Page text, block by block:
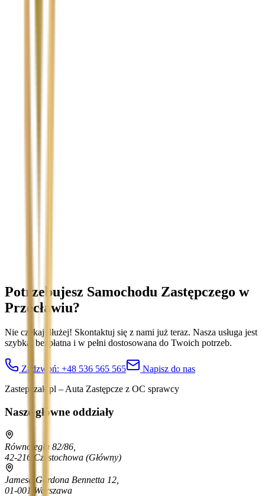
Potrzebujesz Samochodu Zastępczego w
Przecławiu?
Nie czekaj dłużej! Skontaktuj się z nami już teraz. Nasza usługa jest
szybka, bezpłatna i w pełni dostosowana do Twoich potrzeb.
Zadzwoń: +48 536 565 565
Napisz do nas
Zastepczak.pl – Auta Zastępcze z OC sprawcy
Nasze główne oddziały
Równoległa 82/86,
42-216 Częstochowa (Główny)
Jamesa Gordona Bennetta 12,
01-001 Warszawa